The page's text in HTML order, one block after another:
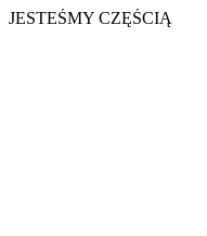
JESTEŚMY CZĘŚCIĄ